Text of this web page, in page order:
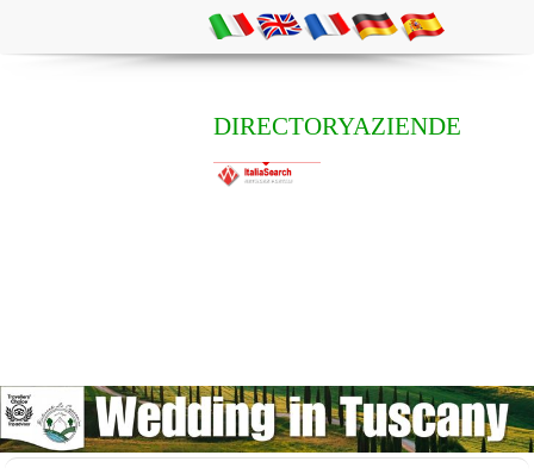
DIRECTORYAZIENDE